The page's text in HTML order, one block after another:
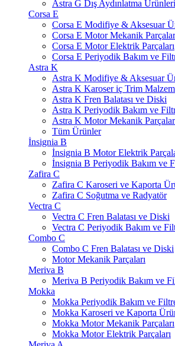
Astra G Dış Aydınlatma Ürünleri
Corsa E
Corsa E Modifiye & Aksesuar
Corsa E Motor Mekanik
Corsa E Motor Elektrik Parçaları
Corsa E Periyodik Bakım ve
Astra K
Astra K Modifiye & Aksesuar
Astra K Karoser iç Trim
Astra K Fren Balatası ve Diski
Astra K Periyodik Bakım ve
Astra K Motor Mekanik
Tüm Ürünler
İnsignia B
İnsignia B Motor Elektrik
İnsignia B Periyodik Bakım ve
Zafira C
Zafira C Karoseri ve Kaporta
Zafira C Soğutma ve Radyatör
Vectra C
Vectra C Fren Balatası ve Diski
Vectra C Periyodik Bakım ve
Combo C
Combo C Fren Balatası ve Diski
Motor Mekanik Parçaları
Meriva B
Meriva B Periyodik Bakım ve
Mokka
Mokka Periyodik Bakım ve
Mokka Karoseri ve Kaporta
Mokka Motor Mekanik Parçaları
Mokka Motor Elektrik Parçaları